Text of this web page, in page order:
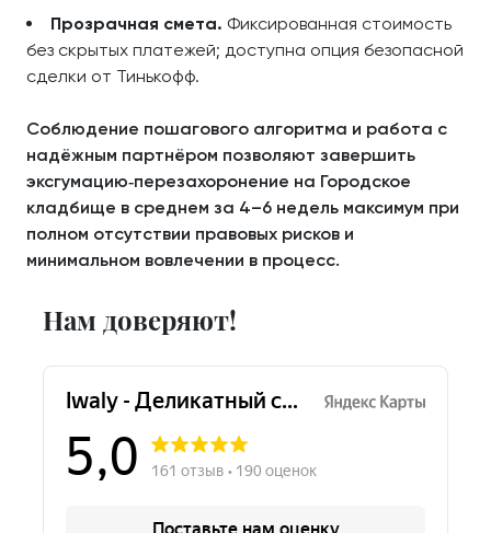
Прозрачная смета. Фиксированная стоимость
без скрытых платежей; доступна опция безопасной
сделки от Тинькофф.
Соблюдение пошагового алгоритма и работа с
надёжным партнёром позволяют завершить
эксгумацию‑перезахоронение на Городское
кладбище в среднем за 4–6 недель максимум при
полном отсутствии правовых рисков и
минимальном вовлечении в процесс.
Нам доверяют!